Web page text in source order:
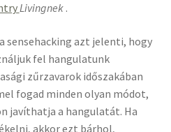
Livingnek.
sensehacking azt jelenti, hogy
fel hangulatunk
zűrzavarok időszakában
fogad minden olyan módot,
javíthatja a hangulatát. Ha
akkor ezt bárhol,